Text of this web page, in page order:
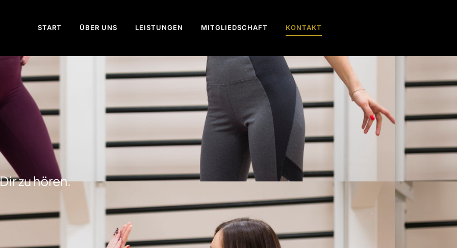
START ÜBER UNS LEISTUNGEN MITGLIEDSCHAFT KONTAKT
zu hören.